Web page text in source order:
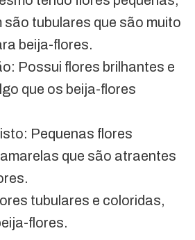
são tubulares que são muito
beija-flores.
Possui flores brilhantes e
que os beija-flores
Pequenas flores
que são atraentes
tubulares e coloridas,
flores.